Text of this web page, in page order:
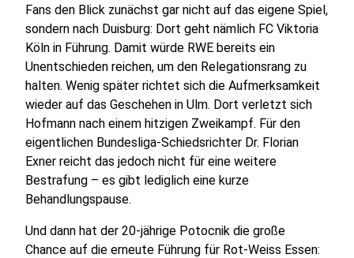
Fans den Blick zunächst gar nicht auf das eigene Spiel,
sondern nach Duisburg: Dort geht nämlich FC Viktoria
Köln in Führung. Damit würde RWE bereits ein
Unentschieden reichen, um den Relegationsrang zu
halten. Wenig später richtet sich die Aufmerksamkeit
wieder auf das Geschehen in Ulm. Dort verletzt sich
Hofmann nach einem hitzigen Zweikampf. Für den
eigentlichen Bundesliga-Schiedsrichter Dr. Florian
Exner reicht das jedoch nicht für eine weitere
Bestrafung – es gibt lediglich eine kurze
Behandlungspause.
Und dann hat der 20-jährige Potocnik die große
Chance auf die erneute Führung für Rot-Weiss Essen: